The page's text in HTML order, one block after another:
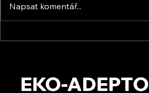
Napsat komentář...
EKO-ADEPTO